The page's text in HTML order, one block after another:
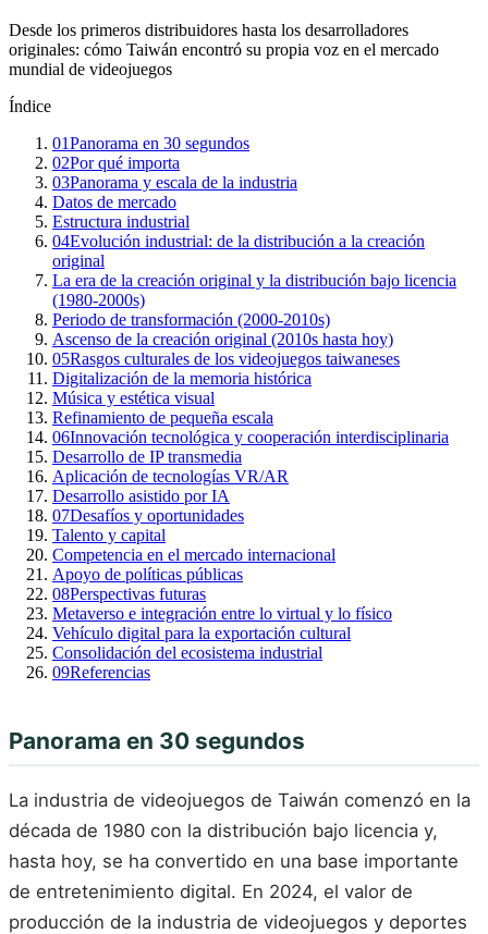
Desde los primeros distribuidores hasta los desarrolladores
originales: cómo Taiwán encontró su propia voz en el mercado
mundial de videojuegos
Índice
01Panorama en 30 segundos
02Por qué importa
03Panorama y escala de la industria
Datos de mercado
Estructura industrial
04Evolución industrial: de la distribución a la creación
original
La era de la creación original y la distribución bajo licencia
(1980-2000s)
Periodo de transformación (2000-2010s)
Ascenso de la creación original (2010s hasta hoy)
05Rasgos culturales de los videojuegos taiwaneses
Digitalización de la memoria histórica
Música y estética visual
Refinamiento de pequeña escala
06Innovación tecnológica y cooperación interdisciplinaria
Desarrollo de IP transmedia
Aplicación de tecnologías VR/AR
Desarrollo asistido por IA
07Desafíos y oportunidades
Talento y capital
Competencia en el mercado internacional
Apoyo de políticas públicas
08Perspectivas futuras
Metaverso e integración entre lo virtual y lo físico
Vehículo digital para la exportación cultural
Consolidación del ecosistema industrial
09Referencias
Panorama en 30 segundos
La industria de videojuegos de Taiwán comenzó en la
década de 1980 con la distribución bajo licencia y,
hasta hoy, se ha convertido en una base importante
de entretenimiento digital. En 2024, el valor de
producción de la industria de videojuegos y deportes